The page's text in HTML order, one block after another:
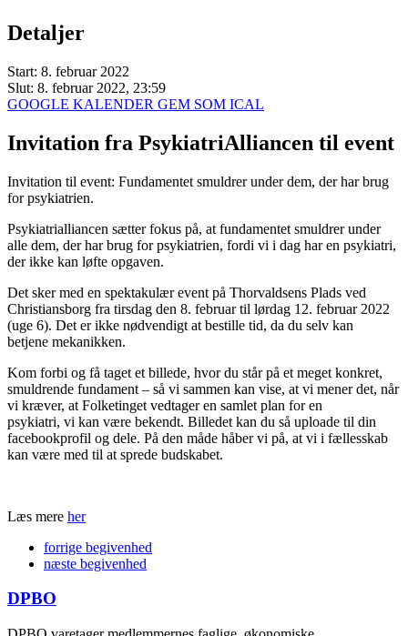
Detaljer
Start: 8. februar 2022
Slut: 8. februar 2022, 23:59
GOOGLE KALENDER GEM SOM ICAL
Invitation fra PsykiatriAlliancen til event
Invitation til event: Fundamentet smuldrer under dem, der har brug
for psykiatrien.
Psykiatrialliancen sætter fokus på, at fundamentet smuldrer under
alle dem, der har brug for psykiatrien, fordi vi i dag har en psykiatri,
der ikke kan løfte opgaven.
Det sker med en spektakulær event på Thorvaldsens Plads ved
Christiansborg fra tirsdag den 8. februar til lørdag 12. februar 2022
(uge 6). Det er ikke nødvendigt at bestille tid, da du selv kan
betjene mekanikken.
Kom forbi og få taget et billede, hvor du står på et meget konkret,
smuldrende fundament – så vi sammen kan vise, at vi mener det, når
vi kræver, at Folketinget vedtager en samlet plan for en
psykiatri, vi kan være bekendt. Billedet kan du så uploade til din
facebookprofil og dele. På den måde håber vi på, at vi i fællesskab
kan være med til at sprede budskabet.
Læs mere her
forrige begivenhed
næste begivenhed
DPBO